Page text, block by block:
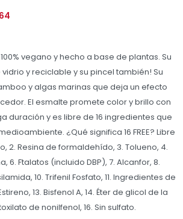
vegano y hecho a base de plantas. Su
y reciclable y su pincel también! Su
y algas marinas que deja un efecto
El esmalte promete color y brillo con
duración y es libre de 16 ingredientes que
¿Qué significa 16 FREE? Libre
2. Resina de formaldehído, 3. Tolueno, 4.
6. Ftalatos (incluido DBP), 7. Alcanfor, 8.
10. Trifenil Fosfato, 11. Ingredientes de
13. Bisfenol A, 14. Éter de glicol de la
de nonilfenol, 16. Sin sulfato.